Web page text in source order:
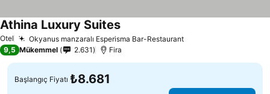
Otel Okyanus manzaralı Esperisma Bar-Restaurant
Athina Luxury Suites
9,5 Mükemmel 2.631 Fira
Başlangıç Fiyatı ₺8.681